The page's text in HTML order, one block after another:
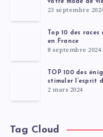
votre mode de
23 septembre
Top 10 des
en France
8 septembre 2024
TOP 100 des
stimuler l’esprit
2 mars 2024
Tag Cloud